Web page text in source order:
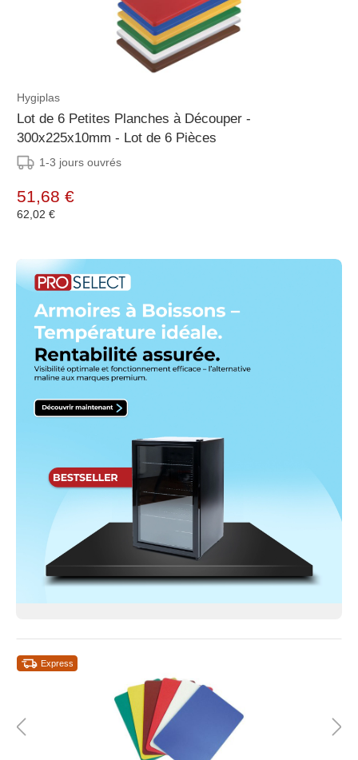
Hygiplas
Lot de 6 Petites Planches à Découper -
300x225x10mm - Lot de 6 Pièces
1-3 jours ouvrés
51,68 €
62,02 €
Express